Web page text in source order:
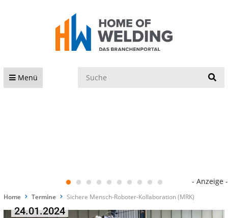
Menü
- Anzeige -
Home Termine Sichere Mensch-Roboter-Kollaboration (MRK)
24.01.2024